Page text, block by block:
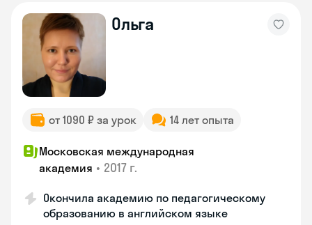
Ольга
от 1090 ₽ за урок 14 лет опыта
Московская международная
академия • 2017 г.
Окончила академию по педагогическому
образованию в английском языке